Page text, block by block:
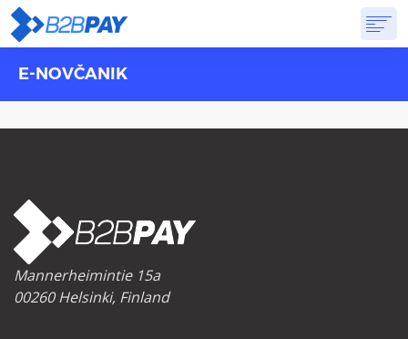
OVER ONSDIENSTENVIRTUELE BANK
E-NOVČANIK
Mannerheimintie 15a
00260 Helsinki, Finland